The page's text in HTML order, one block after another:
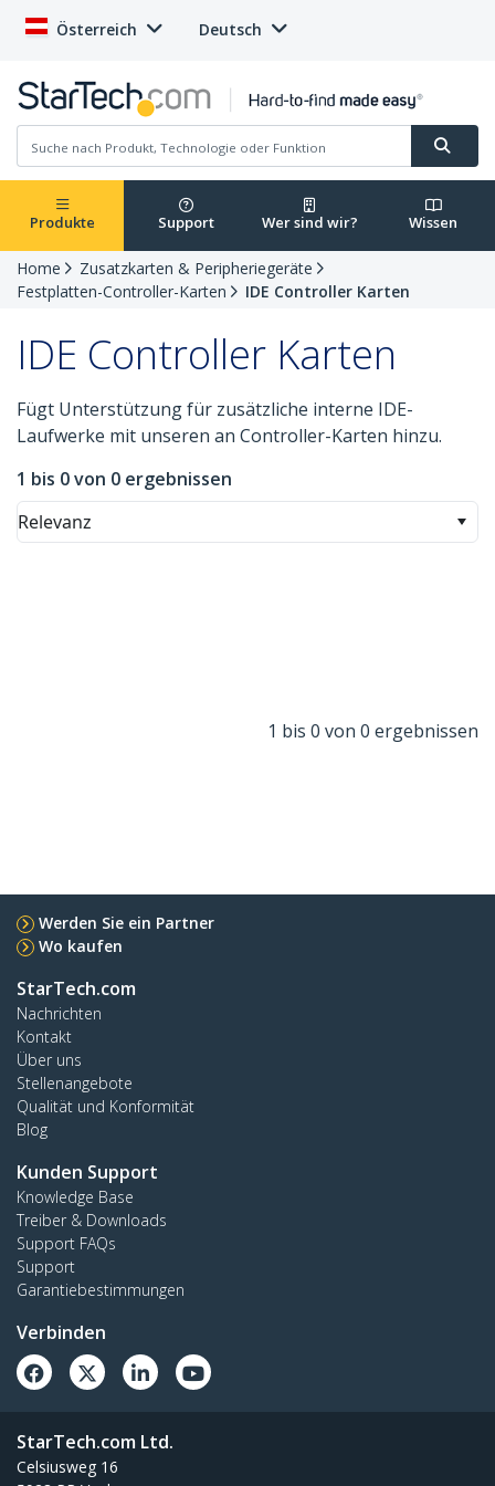
Österreich Deutsch
Produkte Support Wer sind wir? Wissen
Home
Zusatzkarten & Peripheriegeräte
Festplatten-Controller-Karten
IDE Controller Karten
IDE Controller Karten
Fügt Unterstützung für zusätzliche interne IDE-
Laufwerke mit unseren an Controller-Karten hinzu.
1 bis 0 von 0 ergebnissen
Relevanz
1 bis 0 von 0 ergebnissen
Werden Sie ein Partner
Wo kaufen
StarTech.com
Nachrichten
Kontakt
Über uns
Stellenangebote
Qualität und Konformität
Blog
Kunden Support
Knowledge Base
Treiber & Downloads
Support FAQs
Support
Garantiebestimmungen
Verbinden
StarTech.com Ltd.
Celsiusweg 16